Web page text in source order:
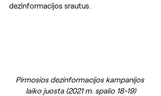
dezinformacijos srautus.
Pirmosios dezinformacijos kampanijos
laiko juosta (2021 m. spalio 18-19)